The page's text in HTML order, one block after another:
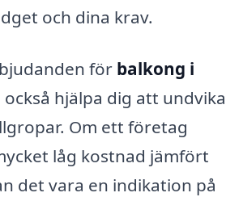
och dina krav.
för balkong i
också hjälpa dig att undvika
Om ett företag
låg kostnad jämfört
det vara en indikation på